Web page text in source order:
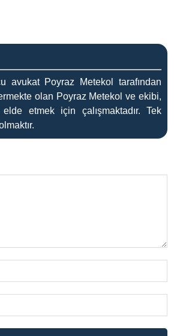
avukat Poyraz Metekol tarafından
olan Poyraz Metekol ve ekibi,
etmek için çalışmaktadır. Tek